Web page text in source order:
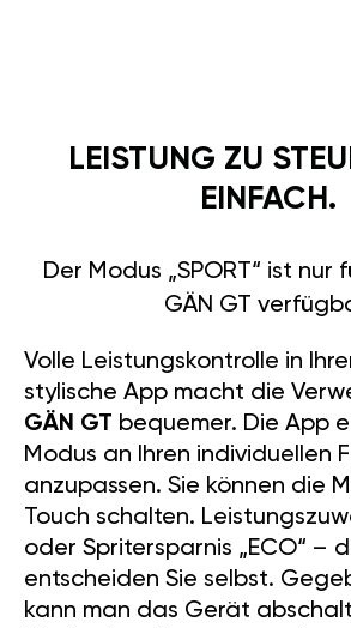
LEISTUNG ZU
EINFACH.
Der Modus „SPORT“ ist nur
GÄN GT
Volle Leistungskontrolle in
stylische App macht die
GÄN GT bequemer. Die App
Modus an Ihren individuellen
anzupassen. Sie können die
Touch schalten.
oder Spritersparnis „ECO“ –
entscheiden Sie selbst.
kann man das Gerät